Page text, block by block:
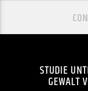
STUDIE
GEWALT